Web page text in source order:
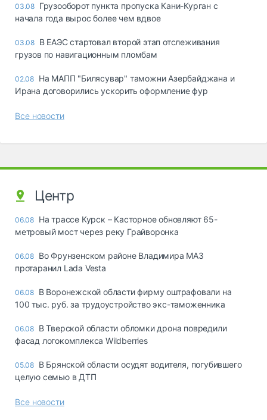
03.08 Грузооборот пункта пропуска Кани-Курган с
начала года вырос более чем вдвое
03.08 В ЕАЭС стартовал второй этап отслеживания
грузов по навигационным пломбам
02.08 На МАПП "Билясувар" таможни Азербайджана и
Ирана договорились ускорить оформление фур
Все новости
Центр
06.08 На трассе Курск – Касторное обновляют 65-
метровый мост через реку Грайворонка
06.08 Во Фрунзенском районе Владимира МАЗ
протаранил Lada Vesta
06.08 В Воронежской области фирму оштрафовали на
100 тыс. руб. за трудоустройство экс-таможенника
06.08 В Тверской области обломки дрона повредили
фасад логокомплекса Wildberries
05.08 В Брянской области осудят водителя, погубившего
целую семью в ДТП
Все новости